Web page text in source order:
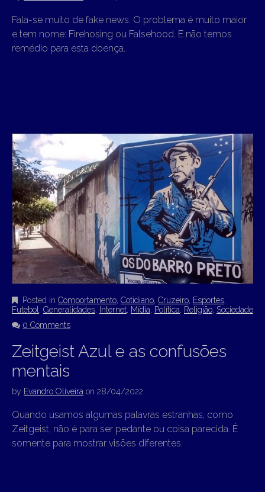
Fala-se muito de fake news. O problema é muito maior
e tem nome: Firehosing ou Falsehood. E não temos
remédio para esta doença.
Posted in Comportamento Cotidiano Cruzeiro Esportes
Futebol
Generalidades Internet Mídia Política Religião Sociedade
0 Comments
Zeitgeist Azul e as confusões
mentais
by Evandro Oliveira on 28/04/2022
Quando usamos algumas palavras estranhas, como
Zeitgeist, não é para ser pedante ou coisa parecida. É
somente para mostrar visões diferentes.